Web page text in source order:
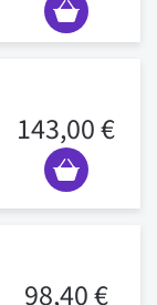
143,00 €
98,40 €